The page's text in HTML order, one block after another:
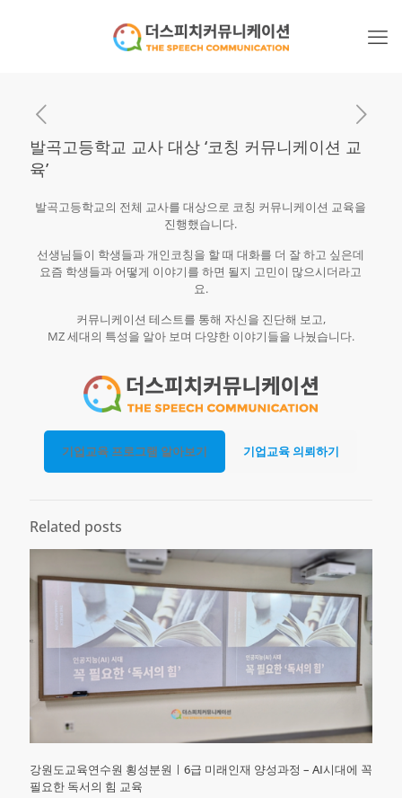
발곡고등학교 교사 대상 ‘코칭 커뮤니케이션 교
육’
발곡고등학교의 전체 교사를 대상으로 코칭 커뮤니케이션 교육을
진행했습니다.​
선생님들이 학생들과 개인코칭을 할 때 대화를 더 잘 하고 싶은데
요즘 학생들과 어떻게 이야기를 하면 될지 고민이 많으시더라고
요.
커뮤니케이션 테스트를 통해 자신을 진단해 보고,
MZ 세대의 특성을 알아 보며 다양한 이야기들을 나눴습니다.
기업교육 프로그램 알아보기 기업교육 의뢰하기
Related posts
강원도교육연수원 횡성분원ㅣ6급 미래인재 양성과정 – AI시대에 꼭
필요한 독서의 힘 교육